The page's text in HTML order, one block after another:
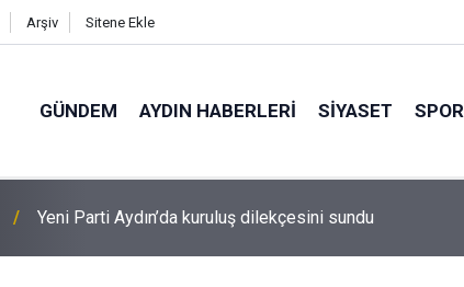
Arşiv Sitene Ekle
GÜNDEM AYDIN HABERLERI SIYASET SPOR
Bağarcık Göleti hayvancılığın su ihtiyacını karşılayacak